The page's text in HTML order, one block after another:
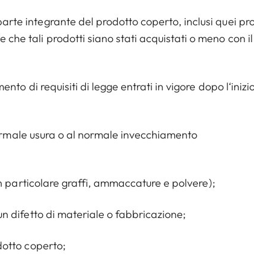
integrante del prodotto coperto, inclusi quei
che tali prodotti siano stati acquistati o meno con il
di requisiti di legge entrati in vigore dopo
usura o al normale invecchiamento
graffi, ammaccature e polvere);
difetto di materiale o fabbricazione;
coperto;